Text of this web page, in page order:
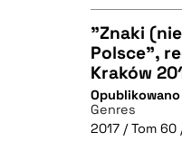
"Znaki
Polsce",
Kraków
Genres
2017 / Tom 60